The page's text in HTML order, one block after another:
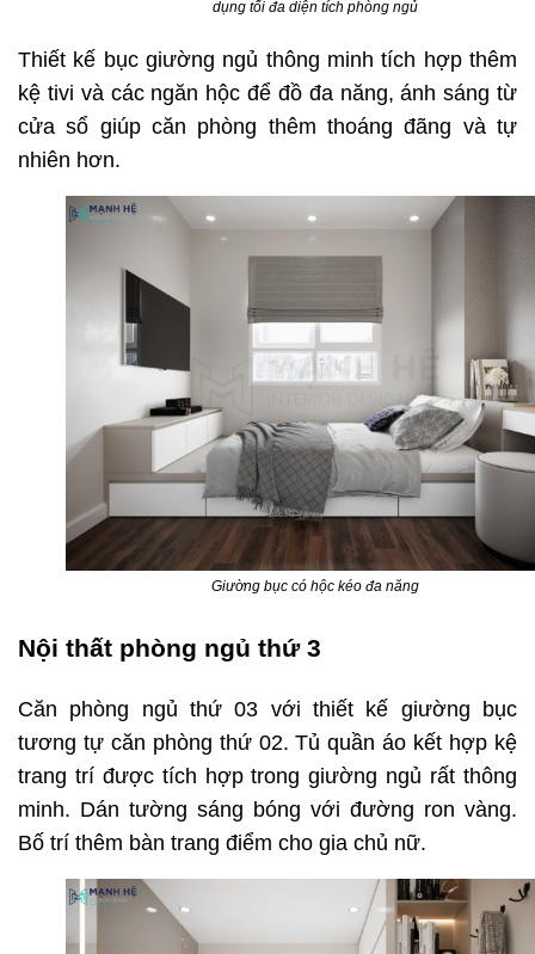
dụng tối đa diện tích phòng ngủ
Thiết kế bục giường ngủ thông minh tích hợp thêm
kệ tivi và các ngăn hộc để đồ đa năng, ánh sáng từ
cửa sổ giúp căn phòng thêm thoáng đãng và tự
nhiên hơn.
Giường bục có hộc kéo đa năng
Nội thất phòng ngủ thứ 3
Căn phòng ngủ thứ 03 với thiết kế giường bục
tương tự căn phòng thứ 02. Tủ quần áo kết hợp kệ
trang trí được tích hợp trong giường ngủ rất thông
minh. Dán tường sáng bóng với đường ron vàng.
Bố trí thêm bàn trang điểm cho gia chủ nữ.